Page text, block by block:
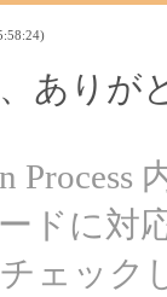
、ありが
Process
ドに対
ェック